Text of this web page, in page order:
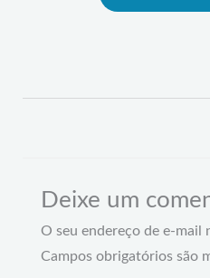
Deixe um
O seu endereço de e-mail
Campos obrigatórios são